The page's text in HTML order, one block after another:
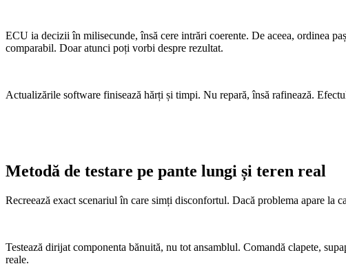
ECU ia decizii în milisecunde, însă cere intrări coerente. De aceea, ordinea
comparabil. Doar atunci poți vorbi despre rezultat.
Actualizările software finisează hărți și timpi. Nu repară, însă rafinează.
Metodă de testare pe pante lungi și teren real
Recreează exact scenariul în care simți disconfortul. Dacă problema apare la
Testează dirijat componenta bănuită, nu tot ansamblul. Comandă clapete,
reale.